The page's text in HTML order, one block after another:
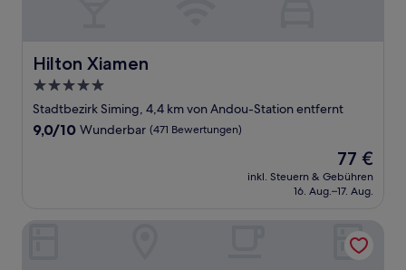
Hilton Xiamen
Hilton Xiamen
5.0-
Sterne-
Unterkunft
Stadtbezirk Siming, 4,4 km von Andou-Station entfernt
9.0
9,0/10 Wunderbar (471 Bewertungen)
Der
Preis
beträgt
77 €
inkl. Steuern & Gebühren
16. Aug.–17. Aug.